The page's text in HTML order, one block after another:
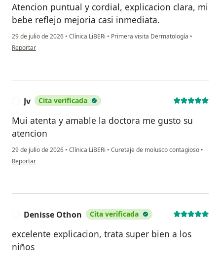
Atencion puntual y cordial, explicacion clara, mi
bebe reflejo mejoria casi inmediata.
29 de julio de 2026 • Clínica LiBERi • Primera visita Dermatología •
en opinión del usuario Fatima Mercado
Reportar
Jv Cita verificada
Mui atenta y amable la doctora me gusto su
atencion
29 de julio de 2026 • Clínica LiBERi • Curetaje de molusco contagioso •
en opinión del usuario Jv
Reportar
Denisse Othon Cita verificada
excelente explicacion, trata super bien a los
niños